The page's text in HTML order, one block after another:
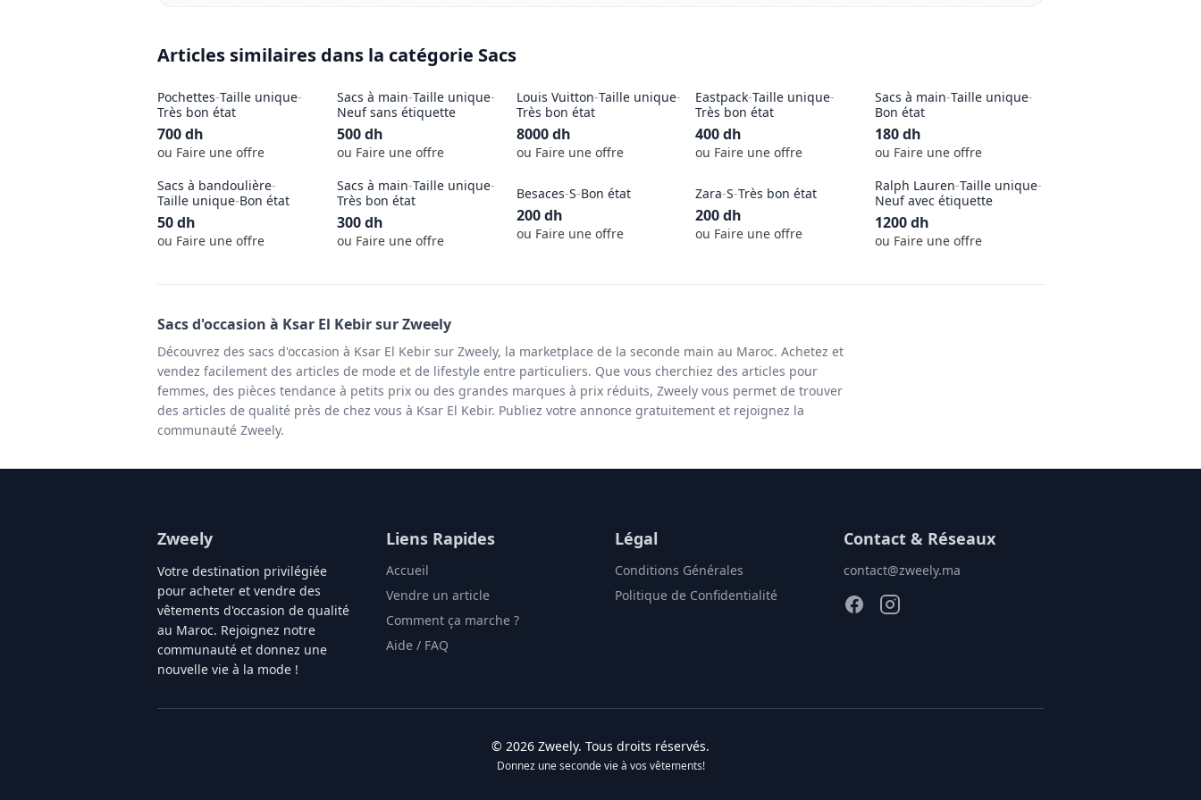
Articles similaires dans la catégorie Sacs
Pochettes-Taille unique-
Très bon état
700dh
ou Faire une offre
Sacs à main-Taille unique-
Neuf sans étiquette
500dh
ou Faire une offre
Louis Vuitton-Taille unique-
Très bon état
8000dh
ou Faire une offre
Eastpack-Taille unique-
Très bon état
400dh
ou Faire une offre
Sacs à main-Taille unique-
Bon état
180dh
ou Faire une offre
Sacs à bandoulière-
Taille unique-Bon état
50dh
ou Faire une offre
Sacs à main-Taille unique-
Très bon état
300dh
ou Faire une offre
Besaces-S-Bon état
200dh
ou Faire une offre
Zara-S-Très bon état
200dh
ou Faire une offre
Ralph Lauren-Taille unique-
Neuf avec étiquette
1200dh
ou Faire une offre
Sacsd'occasion à Ksar El Kebirsur Zweely
Découvrez des sacs d'occasion à Ksar El Kebir sur Zweely, la marketplace de la seconde main au Maroc. Achetez et
vendez facilement des articles de mode et de lifestyle entre particuliers. Que vous cherchiez des articles pour
femmes, des pièces tendance à petits prix ou des grandes marques à prix réduits, Zweely vous permet de trouver
des articles de qualité près de chez vous à Ksar El Kebir. Publiez votre annonce gratuitement et rejoignez la
communauté Zweely.
Zweely
Votre destination privilégiée
pour acheter et vendre des
vêtements d'occasion de qualité
au Maroc. Rejoignez notre
communauté et donnez une
nouvelle vie à la mode !
Liens Rapides
Accueil
Vendre un article
Comment ça marche ?
Aide / FAQ
Légal
Conditions Générales
Politique de Confidentialité
Contact & Réseaux
contact@zweely.ma
© 2026 Zweely. Tous droits réservés.
Donnez une seconde vie à vos vêtements!